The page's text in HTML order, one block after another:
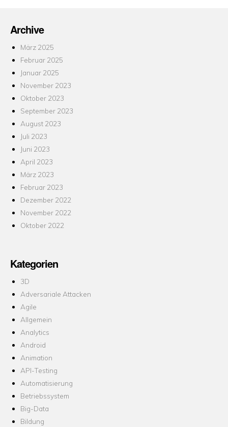
Archive
März 2025
Februar 2025
Januar 2025
November 2023
Oktober 2023
September 2023
August 2023
Juli 2023
Juni 2023
April 2023
März 2023
Februar 2023
Dezember 2022
November 2022
Oktober 2022
Kategorien
3D
Adversariale Attacken
Agile
Allgemein
Analytics
Android
Animation
API-Testing
Automatisierung
Betriebssystem
Big-Data
Bildung